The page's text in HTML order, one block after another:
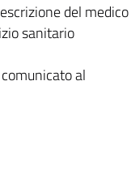
del medico
sanitario
al